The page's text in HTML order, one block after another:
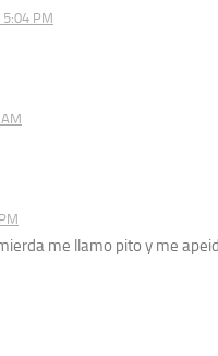
PM
me llamo pito y me